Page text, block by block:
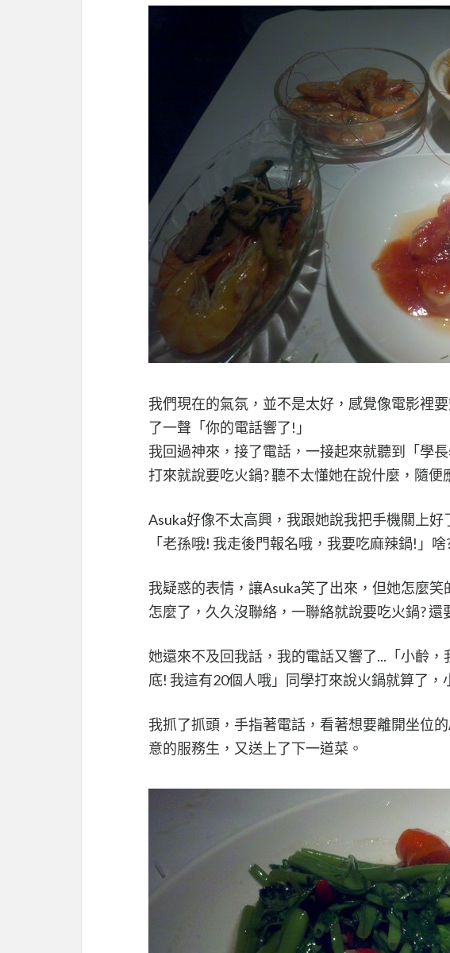
我們現在的氣氛，並不是太好，感覺像電影裡
了一聲「你的電話響了!」
我回過神來，接了電話，一接起來就聽到「學
打來就說要吃火鍋? 聽不太懂她在說什麼，隨便
Asuka好像不太高興，我跟她說我把手機關上
「老孫哦! 我走後門報名哦，我要吃麻辣鍋!」啥
我疑惑的表情，讓Asuka笑了出來，但她怎麼
怎麼了，久久沒聯絡，一聯絡就說要吃火鍋? 還
她還來不及回我話，我的電話又響了...「小齡
底! 我這有20個人哦」同學打來說火鍋就算了，
我抓了抓頭，手指著電話，看著想要離開坐位
意的服務生，又送上了下一道菜。